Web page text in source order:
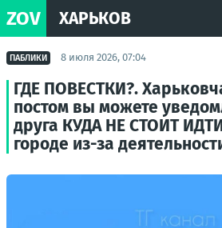
ZOV ХАРЬКОВ
ПАБЛИКИ 8 июля 2026, 07:04
ГДЕ ПОВЕСТКИ?.
постом вы можете
друга КУДА НЕ СТОИТ
городе из-за